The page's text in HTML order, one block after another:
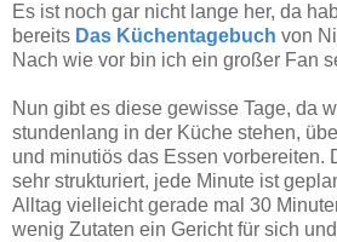
Es ist noch gar nicht lange her, da
bereits Das Küchentagebuch von
Nach wie vor bin ich ein großer Fan
Nun gibt es diese gewisse Tage, da
stundenlang in der Küche stehen,
und minutiös das Essen vorbereiten.
sehr strukturiert, jede Minute ist
Alltag vielleicht gerade mal 30
wenig Zutaten ein Gericht für sich